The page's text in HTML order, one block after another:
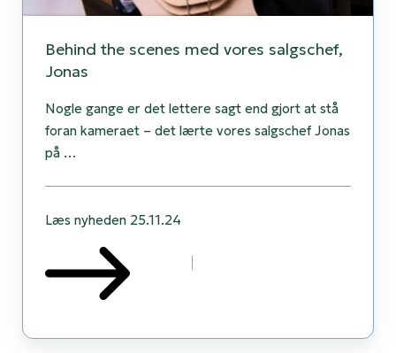
Behind the scenes med vores salgschef,
Jonas
Nogle gange er det lettere sagt end gjort at stå
foran kameraet – det lærte vores salgschef Jonas
på …
Læs nyheden 25.11.24